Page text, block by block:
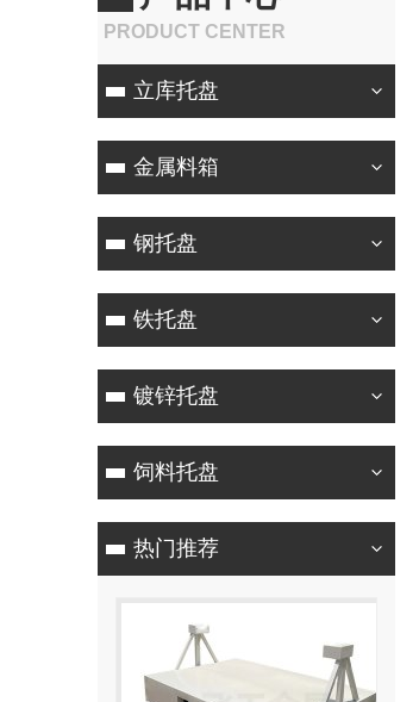
PRODUCT CENTER
立库托盘
金属料箱
钢托盘
铁托盘
镀锌托盘
饲料托盘
热门推荐